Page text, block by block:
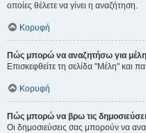
οποίες θέλετε να γίνει η αναζήτηση.
Κορυφή
Πώς μπορώ να αναζητήσω για
Επισκεφθείτε τη σελίδα "Μέλη" και
Κορυφή
Πώς μπορώ να βρω τις
Οι δημοσιεύσεις σας μπορούν να